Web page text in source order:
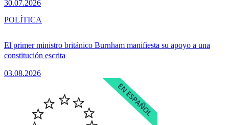
30.07.2026
El primer ministro británico Burnham manifiesta su apoyo a una
constitución escrita
03.08.2026
POLÍTICA